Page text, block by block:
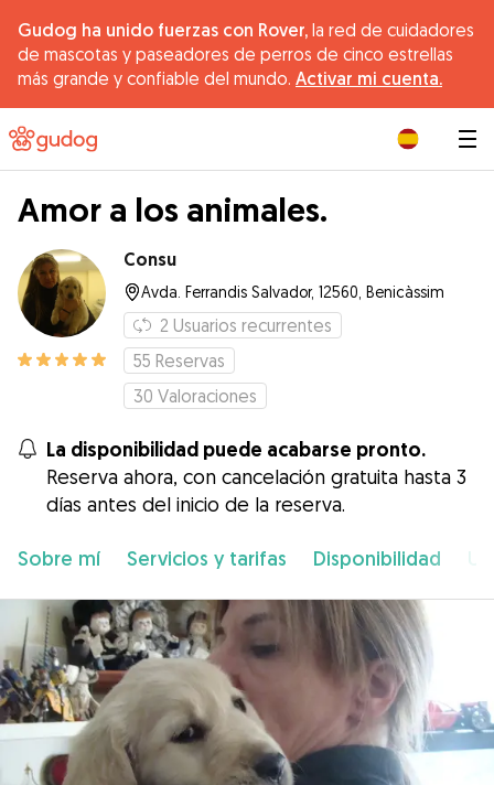
Gudog ha unido fuerzas con Rover, la red de cuidadores
de mascotas y paseadores de perros de cinco estrellas
más grande y confiable del mundo. Activar mi cuenta.
Amor a los animales.
Consu
Avda. Ferrandis Salvador, 12560, Benicàssim
2 Usuarios recurrentes
55 Reservas
30 Valoraciones
La disponibilidad puede acabarse pronto.
Reserva ahora, con cancelación gratuita hasta 3
días antes del inicio de la reserva.
Sobre mí Servicios y tarifas Disponibilidad